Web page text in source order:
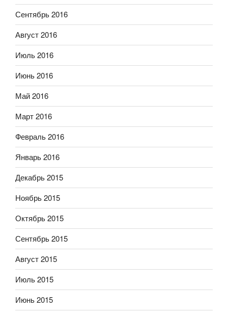
Сентябрь 2016
Август 2016
Июль 2016
Июнь 2016
Май 2016
Март 2016
Февраль 2016
Январь 2016
Декабрь 2015
Ноябрь 2015
Октябрь 2015
Сентябрь 2015
Август 2015
Июль 2015
Июнь 2015